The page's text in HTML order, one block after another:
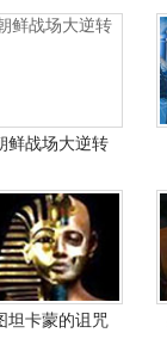
鲜战场大逆转
坦卡蒙的诅咒